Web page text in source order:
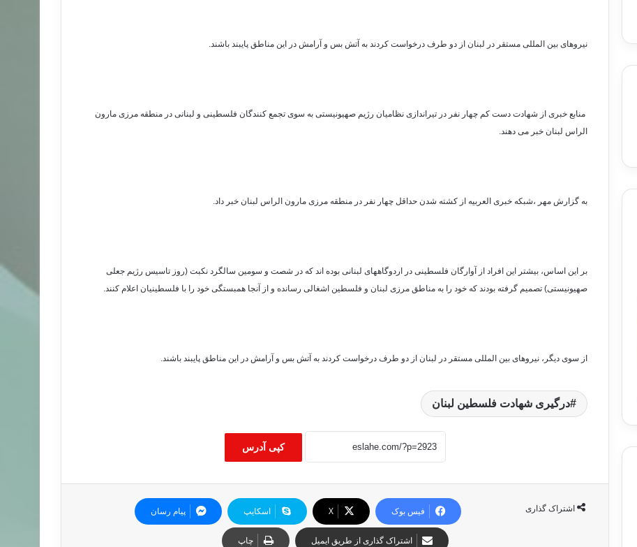
نیروهای بین المللی مستقر در لبنان از دو طرف درخواست کردند به آتش بس و آرامش در این مناطق پایبند باشند.
منابع خبری از شهادت دست کم چهار نفر در تیراندازی نظامیان رژیم صهیونیستی به سوی تجمع کنندگان فلسطینی و لبنانی در منطقه مرزی مارون
الراس لبنان خبر می دهند.
به گزارش مهر ،شبکه خبری العربیه از کشته شدن حداقل چهار نفر در منطقه مرزی مارون الراس لبنان خبر داد.
بر این اساس، بیشتر این افراد از آوارگان فلسطینی در اردوگاههای لبنانی بوده اند که در شصت و سومین سالگرد نکبت (روز تاسیس رژیم جعلی
صهیونیستی) تصمیم گرفته بودند که خود را به مناطق مرزی لبنان و فلسطین اشغالی رسانده و از آنجا همبستگی خود را با فلسطینیان اعلام کنند.
از سوی دیگر، نیروهای بین المللی مستقر در لبنان از دو طرف درخواست کردند به آتش بس و آرامش در این مناطق پایبند باشند.
درگیری شهادت فلسطین لبنان
کپی آدرس
اشتراک گذاری فیس بوک X اسکایپ پیام رسان
اشتراک گذاری از طریق ایمیل چاپ